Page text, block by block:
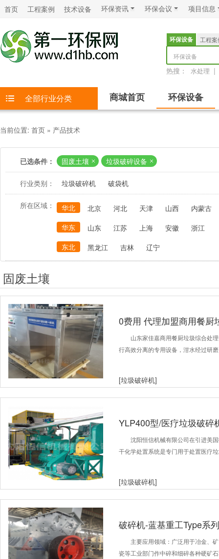
首页 工程案例 技术设备 环保资讯 环保会议 项目信息
环保设备
工程案
环保设备
热搜： 水处理 |
全部行业分类 商城首页 环保设备
当前位置: 首页 » 产品技术
已选条件： 固废土壤 垃圾破碎设备
行业类别： 垃圾破碎机 破袋机
所在区域： 华北 北京 河北 天津 山西
内蒙古
华东
山东 江苏 上海 安徽
浙江
东北
黑龙江 吉林 辽宁
固废土壤
0费用 代理加盟商用餐厨
山东家佳嘉商用餐厨垃圾综合处
行高效分离的专用设备，泔水经过研
[垃圾破碎机]
YLP400型/医疗垃圾破碎
信机械
沈阳恒信机械有限公司在引进美
干化学处置系统是专门用于处置医疗
[垃圾破碎机]
破碎机-蓝基重工Type系
主要应用领域：广泛用于冶金、
瓷等工业部门作中碎和细碎各种硬矿